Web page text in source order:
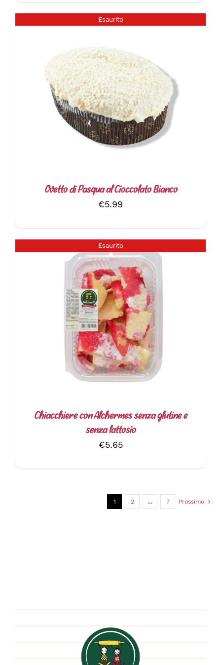
Esaurito
DETTAGLI
Ovetto di Pasqua al Cioccolato Bianco
€5.99
Esaurito
DETTAGLI
Chiacchiere con Alchermes senza glutine e
senza lattosio
€5.65
1 2 … 7 Prossimo